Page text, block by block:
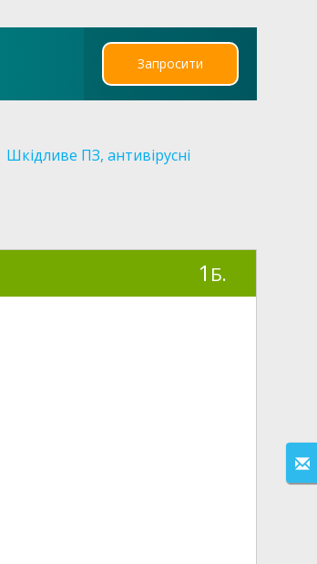
Запросити
Шкідливе ПЗ, антивірусні
1 Б.